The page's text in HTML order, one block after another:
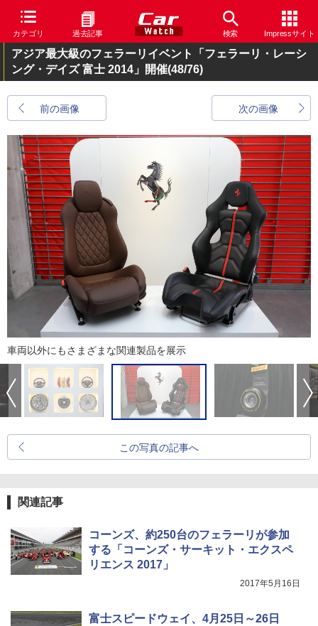
カテゴリ 過去記事 検索 Impressサイト
アジア最大級のフェラーリイベント「フェラーリ・レーシ
ング・デイズ 富士 2014」開催(48/76)
前の画像 次の画像
車両以外にもさまざまな関連製品を展示
この写真の記事へ
関連記事
コーンズ、約250台のフェラーリが参加
する「コーンズ・サーキット・エクスペ
リエンス 2017」
2017年5月16日
富士スピードウェイ、4月25日～26日